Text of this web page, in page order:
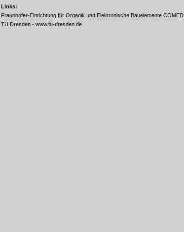
Links:
Fraunhofer-Einrichtung für Organik und Elektronische Bauelemente
TU Dresden - www.tu-dresden.de